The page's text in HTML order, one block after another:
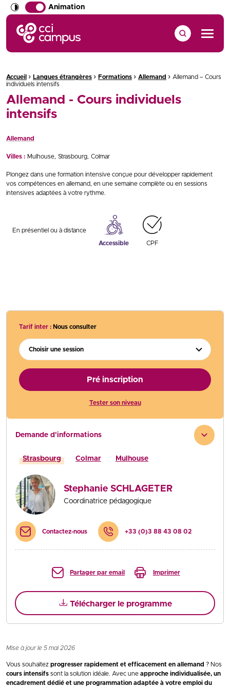
Animation
CCI Campus La formation qui vous ressemble
Menu
Fil d'Ariane :
Accueil › Langues étrangères › Formations › Allemand › Allemand – Cours
individuels intensifs
Allemand - Cours individuels
intensifs
Allemand
Villes : Mulhouse Strasbourg Colmar
Plongez dans une formation intensive conçue pour développer rapidement
vos compétences en allemand, en une semaine complète ou en sessions
intensives adaptées à votre rythme.
En présentiel ou à distance
Accessible CPF
Tarif inter : Nous consulter
Choisir une session
Pré inscription
Tester son niveau
Demande d'informations
Strasbourg Colmar Mulhouse
Stephanie SCHLAGETER
Coordinatrice pédagogique
Contactez-nous +33 (0)3 88 43 08 02
Partager par email Imprimer
Télécharger le programme
Mise à jour le 5 mai 2026
Vous souhaitez progresser rapidement et efficacement en allemand ? Nos
cours intensifs sont la solution idéale. Avec une approche individualisée, un
encadrement dédié et une programmation adaptée à votre emploi du